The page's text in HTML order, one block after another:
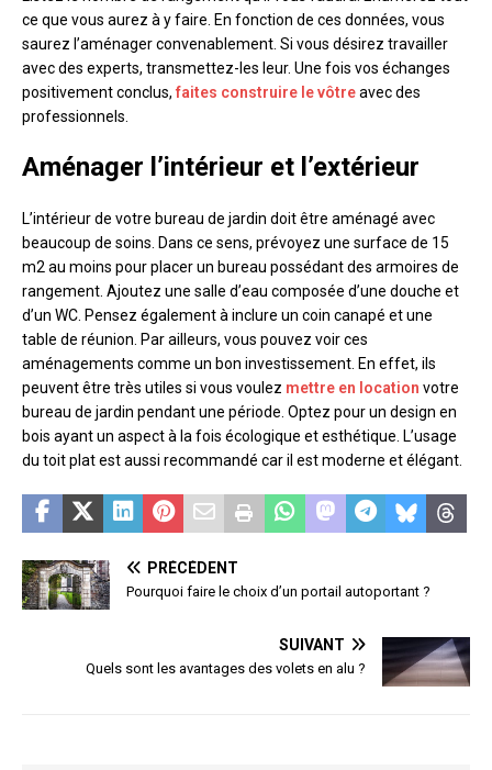
ce que vous aurez à y faire. En fonction de ces données, vous
saurez l’aménager convenablement. Si vous désirez travailler
avec des experts, transmettez-les leur. Une fois vos échanges
positivement conclus, faites construire le vôtreavec des
professionnels.
Aménager l’intérieur et l’extérieur
L’intérieur de votre bureau de jardin doit être aménagé avec
beaucoup de soins. Dans ce sens, prévoyez une surface de 15
m2 au moins pour placer un bureau possédant des armoires de
rangement. Ajoutez une salle d’eau composée d’une douche et
d’un WC. Pensez également à inclure un coin canapé et une
table de réunion. Par ailleurs, vous pouvez voir ces
aménagements comme un bon investissement. En effet, ils
peuvent être très utiles si vous voulez mettre en location votre
bureau de jardin pendant une période. Optez pour un design en
bois ayant un aspect à la fois écologique et esthétique. L’usage
du toit plat est aussi recommandé car il est moderne et élégant.
PRÉCÉDENT
Pourquoi faire le choix d’un portail autoportant ?
SUIVANT
Quels sont les avantages des volets en alu ?